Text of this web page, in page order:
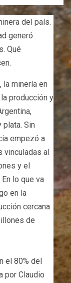
del país.
generó
Qué
la minería en
producción y
Sin
empezó a
al
y el
lo que va
en la
cercana
de
el 80% del
por Claudio